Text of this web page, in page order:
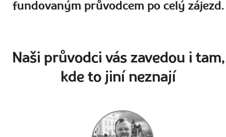
fundovaným průvodcem po celý zájezd.
Naši průvodci vás zavedou i tam,
kde to jiní neznají